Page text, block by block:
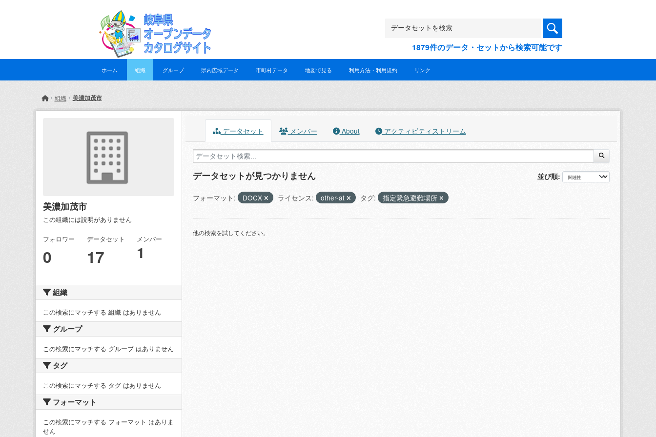
1879件のデータ・セットから検索可能です
ホーム 組織 グループ 県内広域データ 市町村データ 地図で見る 利用方法・利用規約 リンク
組織 美濃加茂市
美濃加茂市
この組織には説明がありません
フォロワー
0
データセット
17
メンバー
1
組織
この検索にマッチする 組織 はありません
グループ
この検索にマッチする グループ はありません
タグ
この検索にマッチする タグ はありません
フォーマット
この検索にマッチする フォーマット はありま
せん
データセット メンバー About アクティビティストリーム
並び順
データセットが見つかりません
フォーマット: DOCX ライセンス: other-at タグ: 指定緊急避難場所
他の検索を試してください。